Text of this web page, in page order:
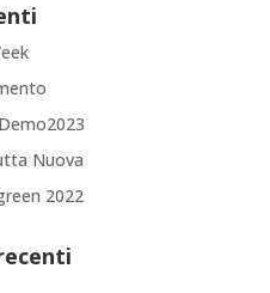
Nuova
2022